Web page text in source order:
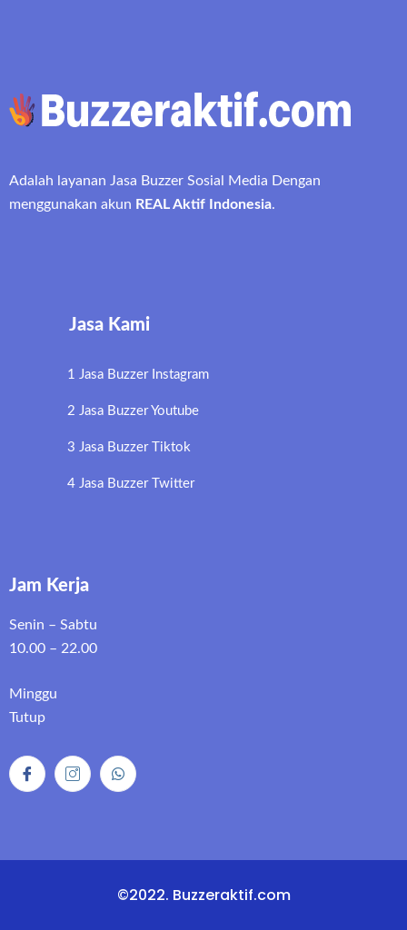
Adalah layanan Jasa Buzzer Sosial Media Dengan
menggunakan akun REAL Aktif Indonesia.
Jasa Kami
1 Jasa Buzzer Instagram
2 Jasa Buzzer Youtube
3 Jasa Buzzer Tiktok
4 Jasa Buzzer Twitter
Jam Kerja
Senin – Sabtu
10.00 – 22.00
Minggu
Tutup
©2022. Buzzeraktif.com